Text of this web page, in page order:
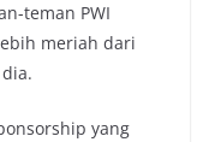
teman PWI
meriah dari
yang